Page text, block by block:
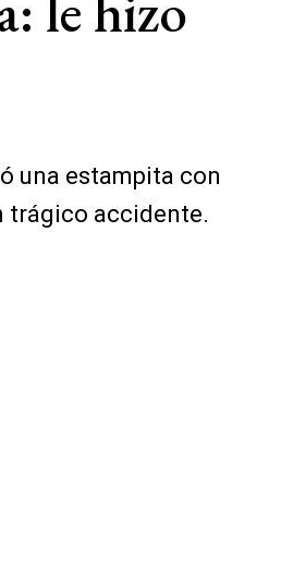
una estampita con
trágico accidente.